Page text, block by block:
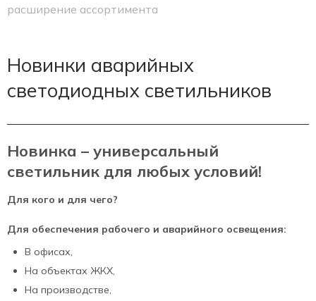
расширение ассортимента
Новинки аварийных
светодиодных светильников
Новинка – универсальный
светильник для любых условий!
Для кого и для чего?
Для обеспечения рабочего и аварийного освещения:
В офисах,
На объектах ЖКХ,
На производстве,